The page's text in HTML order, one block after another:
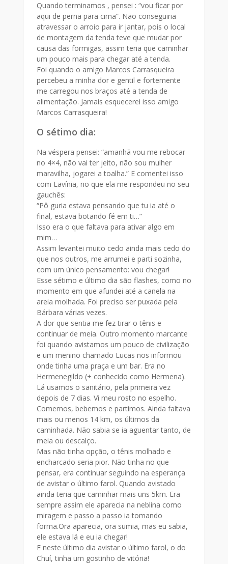
Quando terminamos , pensei : “vou ficar por
aqui de perna para cima”. Não conseguiria
atravessar o arroio para ir jantar, pois o local
de montagem da tenda teve que mudar por
causa das formigas, assim teria que caminhar
um pouco mais para chegar até a tenda.
Foi quando o amigo Marcos Carrasqueira
percebeu a minha dor e gentil e fortemente
me carregou nos braços até a tenda de
alimentação. Jamais esquecerei isso amigo
Marcos Carrasqueira!
O sétimo dia:
Na véspera pensei: “amanhã vou me rebocar
no 4×4, não vai ter jeito, não sou mulher
maravilha, jogarei a toalha.” E comentei isso
com Lavínia, no que ela me respondeu no seu
gauchês:
“Pô guria estava pensando que tu ia até o
final, estava botando fé em ti…”
Isso era o que faltava para ativar algo em
mim…
Assim levantei muito cedo ainda mais cedo do
que nos outros, me arrumei e parti sozinha,
com um único pensamento: vou chegar!
Esse sétimo e último dia são flashes, como no
momento em que afundei até a canela na
areia molhada. Foi preciso ser puxada pela
Bárbara várias vezes.
A dor que sentia me fez tirar o tênis e
continuar de meia. Outro momento marcante
foi quando avistamos um pouco de civilização
e um menino chamado Lucas nos informou
onde tinha uma praça e um bar. Era no
Hermenegildo (+ conhecido como Hermena).
Lá usamos o sanitário, pela primeira vez
depois de 7 dias. Vi meu rosto no espelho.
Comemos, bebemos e partimos. Ainda faltava
mais ou menos 14 km, os últimos da
caminhada. Não sabia se ia aguentar tanto, de
meia ou descalço.
Mas não tinha opção, o tênis molhado e
encharcado seria pior. Não tinha no que
pensar, era continuar seguindo na esperança
de avistar o último farol. Quando avistado
ainda teria que caminhar mais uns 5km. Era
sempre assim ele aparecia na neblina como
miragem e passo a passo ia tomando
forma.Ora aparecia, ora sumia, mas eu sabia,
ele estava lá e eu ia chegar!
E neste último dia avistar o último farol, o do
Chuí, tinha um gostinho de vitória!